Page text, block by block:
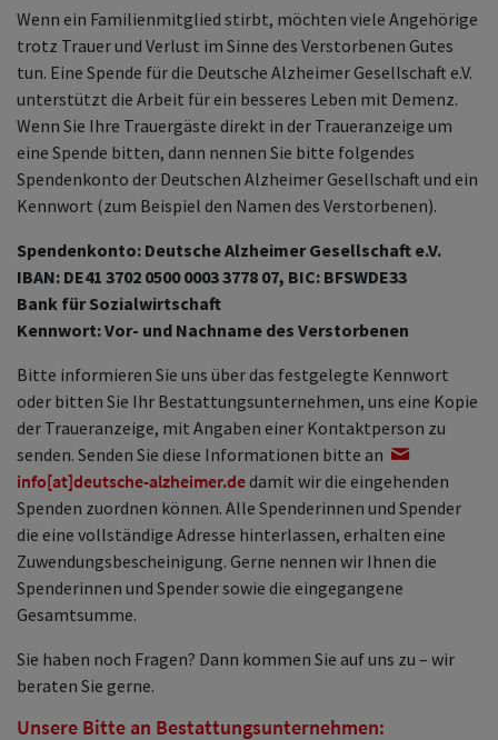
Wenn ein Familienmitglied stirbt, möchten viele Angehörige
trotz Trauer und Verlust im Sinne des Verstorbenen Gutes
tun. Eine Spende für die Deutsche Alzheimer Gesellschaft e.V.
unterstützt die Arbeit für ein besseres Leben mit Demenz.
Wenn Sie Ihre Trauergäste direkt in der Traueranzeige um
eine Spende bitten, dann nennen Sie bitte folgendes
Spendenkonto der Deutschen Alzheimer Gesellschaft und ein
Kennwort (zum Beispiel den Namen des Verstorbenen).
Spendenkonto: Deutsche Alzheimer Gesellschaft e.V.
IBAN: DE41 3702 0500 0003 3778 07, BIC: BFSWDE33
Bank für Sozialwirtschaft
Kennwort: Vor- und Nachname des Verstorbenen
Bitte informieren Sie uns über das festgelegte Kennwort
oder bitten Sie Ihr Bestattungsunternehmen, uns eine Kopie
der Traueranzeige, mit Angaben einer Kontaktperson zu
senden. Senden Sie diese Informationen bitte an
info[at]deutsche-alzheimer.dedamit wir die eingehenden
Spenden zuordnen können. Alle Spenderinnen und Spender
die eine vollständige Adresse hinterlassen, erhalten eine
Zuwendungsbescheinigung. Gerne nennen wir Ihnen die
Spenderinnen und Spender sowie die eingegangene
Gesamtsumme.
Sie haben noch Fragen? Dann kommen Sie auf uns zu – wir
beraten Sie gerne.
Unsere Bitte an Bestattungsunternehmen: